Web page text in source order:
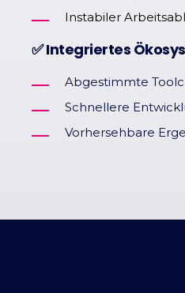
Instabiler
✅ Integriertes
Abgestimmte
Schnellere
Vorhersehbare